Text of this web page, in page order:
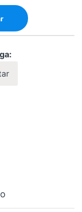
Canais RCA 1x4 -